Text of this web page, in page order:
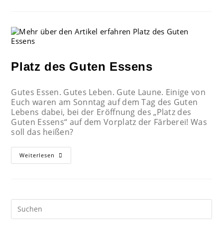
Platz des Guten Essens
Gutes Essen. Gutes Leben. Gute Laune. Einige von
Euch waren am Sonntag auf dem Tag des Guten
Lebens dabei, bei der Eröffnung des „Platz des
Guten Essens“ auf dem Vorplatz der Färberei! Was
soll das heißen?
Weiterlesen